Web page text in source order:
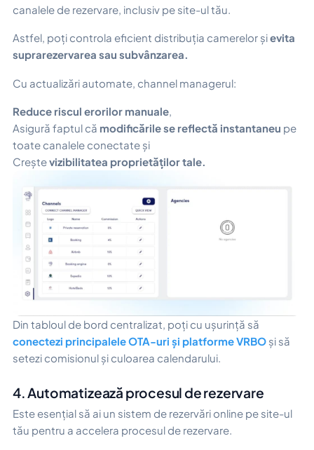
canalele de rezervare, inclusiv pe site-ul tău.
Astfel, poți controla eficient distribuția camerelor șievita
suprarezervarea sau subvânzarea.
Cu actualizări automate, channel managerul:
Reduce riscul erorilor manuale,
Asigură faptul că modificările se reflectă instantaneu pe
toate canalele conectate și
Creștevizibilitatea proprietăților tale.
Din tabloul de bord centralizat, poți cu ușurință să
conectezi principalele OTA-uri și platforme VRBO și să
setezi comisionul și culoarea calendarului.
4. Automatizează procesul de rezervare
Este esențial să ai un sistem de rezervări online pe site-ul
tău pentru a accelera procesul de rezervare.